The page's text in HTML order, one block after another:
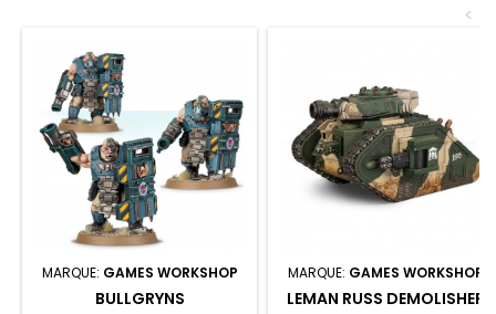
<
MARQUE: GAMES WORKSHOP
BULLGRYNS
MARQUE: GAMES WORKSHOP
LEMAN RUSS DEMOLISHER